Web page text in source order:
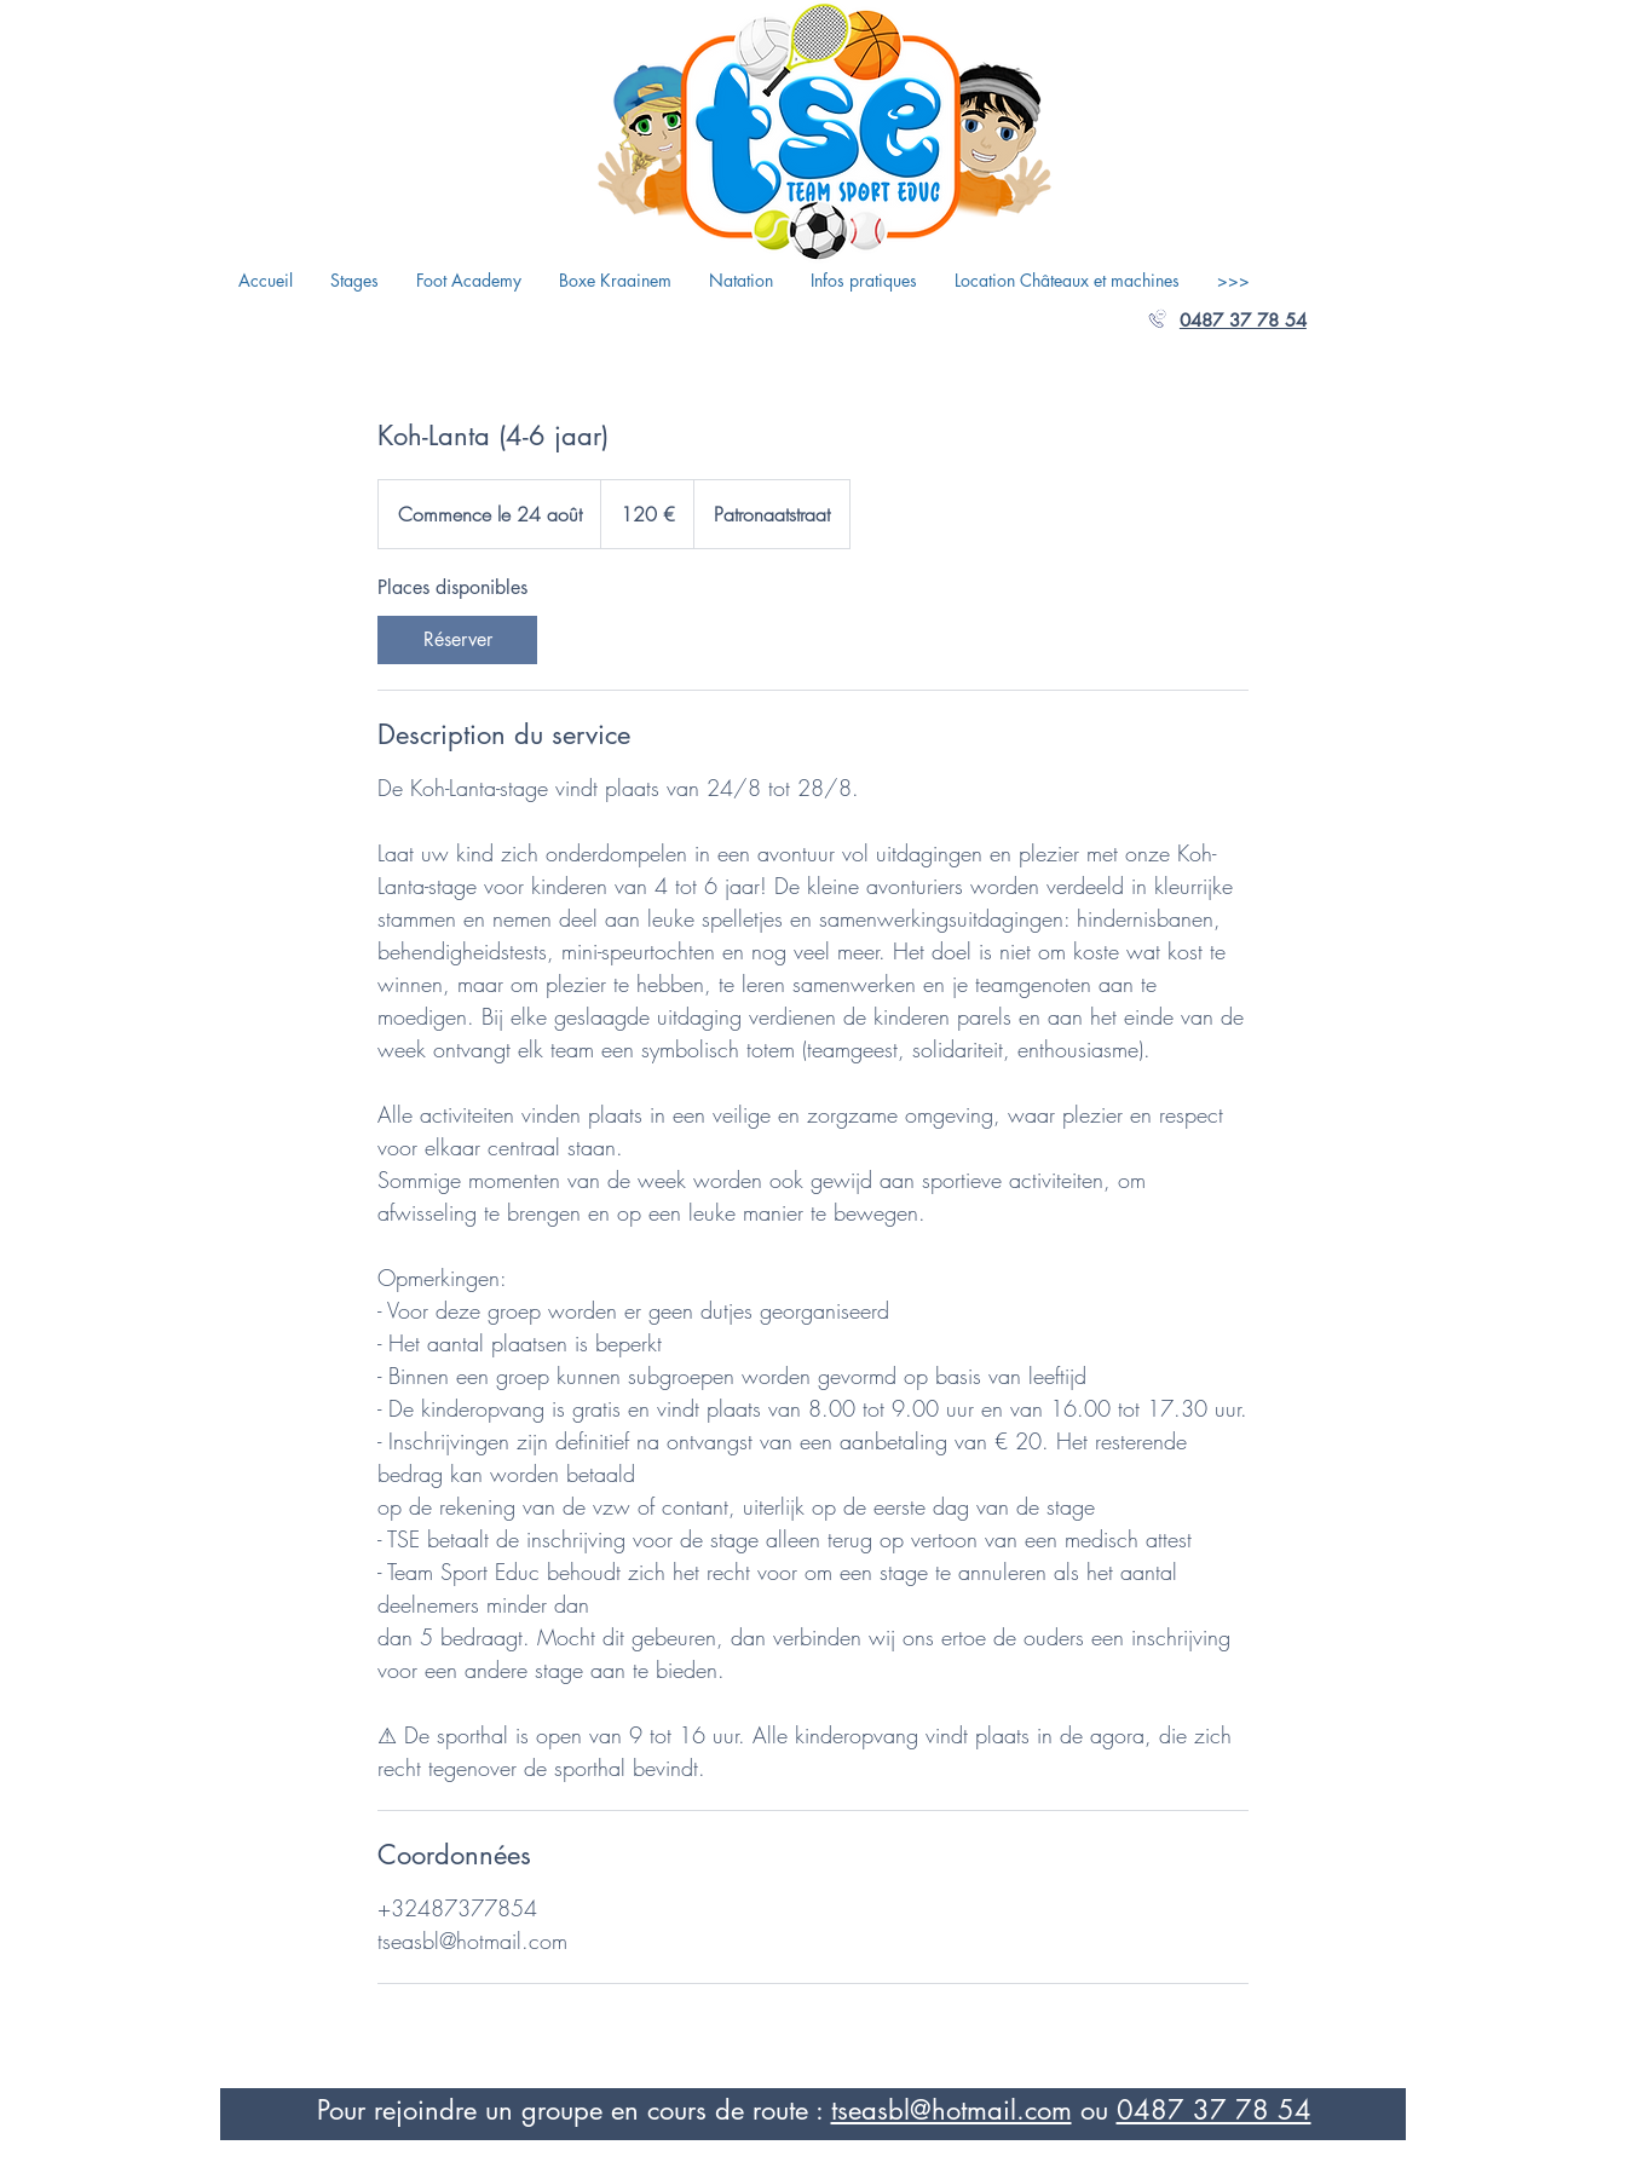
Accueil Stages Foot Academy Boxe Kraainem Natation Infos pratiques Location Châteaux et machines
>>>
0487 37 78 54
Koh-Lanta (4-6 jaar)
Commence le 24 aoûtC
o
c
e
2
a
o
û
t
120 € Patronaatstraat
Places disponibles
Réserver
Description du service
De Koh-Lanta-stage vindt plaats van 24/8 tot 28/8.
Laat uw kind zich onderdompelen in een avontuur vol uitdagingen en plezier met onze Koh-
Lanta-stage voor kinderen van 4 tot 6 jaar! De kleine avonturiers worden verdeeld in kleurrijke
stammen en nemen deel aan leuke spelletjes en samenwerkingsuitdagingen: hindernisbanen,
behendigheidstests, mini-speurtochten en nog veel meer. Het doel is niet om koste wat kost te
winnen, maar om plezier te hebben, te leren samenwerken en je teamgenoten aan te
moedigen. Bij elke geslaagde uitdaging verdienen de kinderen parels en aan het einde van de
week ontvangt elk team een symbolisch totem (teamgeest, solidariteit, enthousiasme).
Alle activiteiten vinden plaats in een veilige en zorgzame omgeving, waar plezier en respect
voor elkaar centraal staan.
Sommige momenten van de week worden ook gewijd aan sportieve activiteiten, om
afwisseling te brengen en op een leuke manier te bewegen.
Opmerkingen:
- Voor deze groep worden er geen dutjes georganiseerd
- Het aantal plaatsen is beperkt
- Binnen een groep kunnen subgroepen worden gevormd op basis van leeftijd
- De kinderopvang is gratis en vindt plaats van 8.00 tot 9.00 uur en van 16.00 tot 17.30 uur.
- Inschrijvingen zijn definitief na ontvangst van een aanbetaling van € 20. Het resterende
bedrag kan worden betaald
op de rekening van de vzw of contant, uiterlijk op de eerste dag van de stage
- TSE betaalt de inschrijving voor de stage alleen terug op vertoon van een medisch attest
- Team Sport Educ behoudt zich het recht voor om een stage te annuleren als het aantal
deelnemers minder dan
dan 5 bedraagt. Mocht dit gebeuren, dan verbinden wij ons ertoe de ouders een inschrijving
voor een andere stage aan te bieden.
⚠ De sporthal is open van 9 tot 16 uur. Alle kinderopvang vindt plaats in de agora, die zich
Coordonnées
+32487377854
tseasbl@hotmail.com
Pour rejoindre un groupe en cours de route : tseasbl@hotmail.com ou 0487 37 78 54